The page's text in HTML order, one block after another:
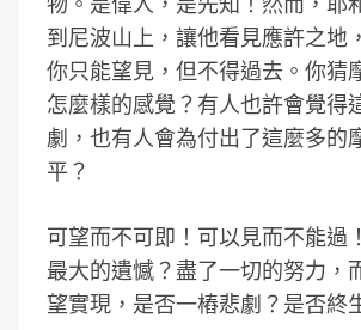
到尼波山上，讓他看見應許之地
你只能望見，但不得過去。你猜
怎麼樣的感覺？有人也許會覺得
劇，也有人會為付出了這麼多的
平？
可望而不可即！可以見而不能過
最大的遺憾？盡了一切的努力，
望實現，是否一樁悲劇？是否終